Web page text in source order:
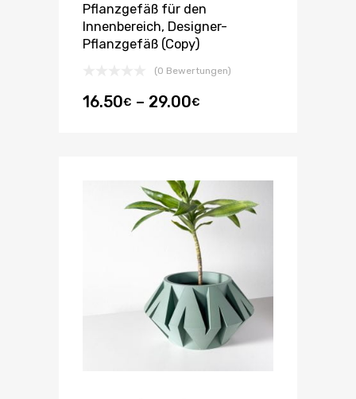
Pflanzgefäß für den
Innenbereich, Designer-
Pflanzgefäß (Copy)
(0 Bewertungen)
16.50€ – 29.00€